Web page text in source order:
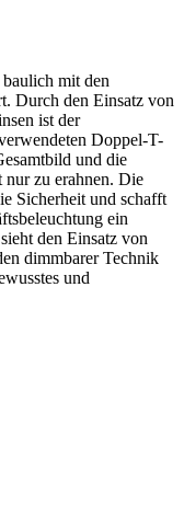
mit den
Durch den Einsatz von
ist der
Doppel-T-
und die
nur zu erahnen. Die
Sicherheit und schafft
ein
den Einsatz von
dimmbarer Technik
und